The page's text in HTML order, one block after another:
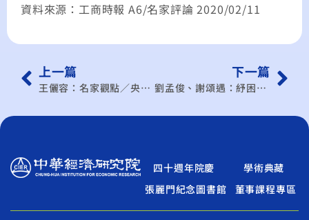
資料來源：工商時報 A6/名家評論 2020/02/11
上一篇
王儷容：名家觀點／央行數位幣…支付最後一哩路
下一篇
劉孟俊、謝頌遇：紓困做好長期抗疫準備
四十週年院慶
學術典藏
張麗門紀念圖書館
董事課程專區